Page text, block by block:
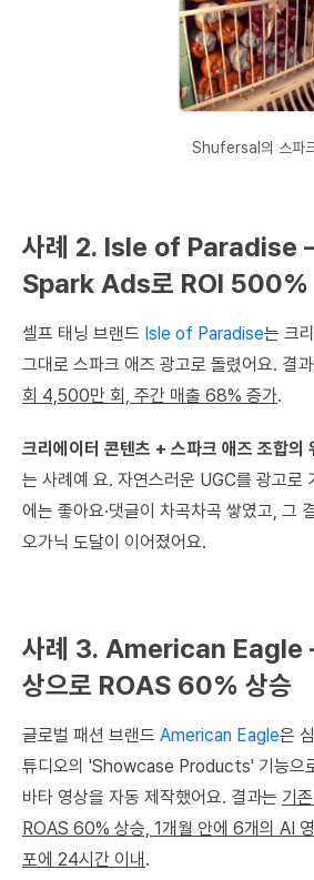
Shufersal의 스파
사례 2. Isle of Paradise
Spark Ads로 ROI 500%
셀프 태닝 브랜드 Isle of Paradise는 크
그대로 스파크 애즈 광고로 돌렸어요. 결
회 4,500만 회, 주간 매출 68% 증가.
크리에이터 콘텐츠 + 스파크 애즈 조합의
는 사례예 요. 자연스러운 UGC를 광고로
에는 좋아요·댓글이 차곡차곡 쌓였고, 그
오가닉 도달이 이어졌어요.
사례 3. American Eagle
상으로 ROAS 60% 상승
글로벌 패션 브랜드 American Eagle은
튜디오의 'Showcase Products' 기능으
바타 영상을 자동 제작했어요. 결과는 기
ROAS 60% 상승, 1개월 안에 6개의 AI
포에 24시간 이내 .